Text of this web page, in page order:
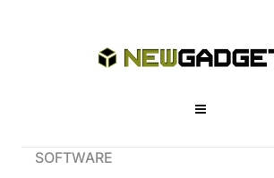
SOFTWARE